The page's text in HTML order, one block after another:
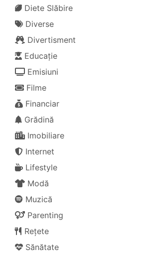
Diete Slăbire
Diverse
Divertisment
Educație
Emisiuni
Filme
Financiar
Grădină
Imobiliare
Internet
Lifestyle
Modă
Muzică
Parenting
Rețete
Sănătate